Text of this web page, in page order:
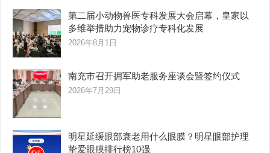
第二届小动物兽医专科发展大会启幕，皇家以
多维举措助力宠物诊疗专科化发展
2026年8月1日
南充市召开拥军助老服务座谈会暨签约仪式
2026年7月29日
明星延缓眼部衰老用什么眼膜？明星眼部护理
挚爱眼膜排行榜10强